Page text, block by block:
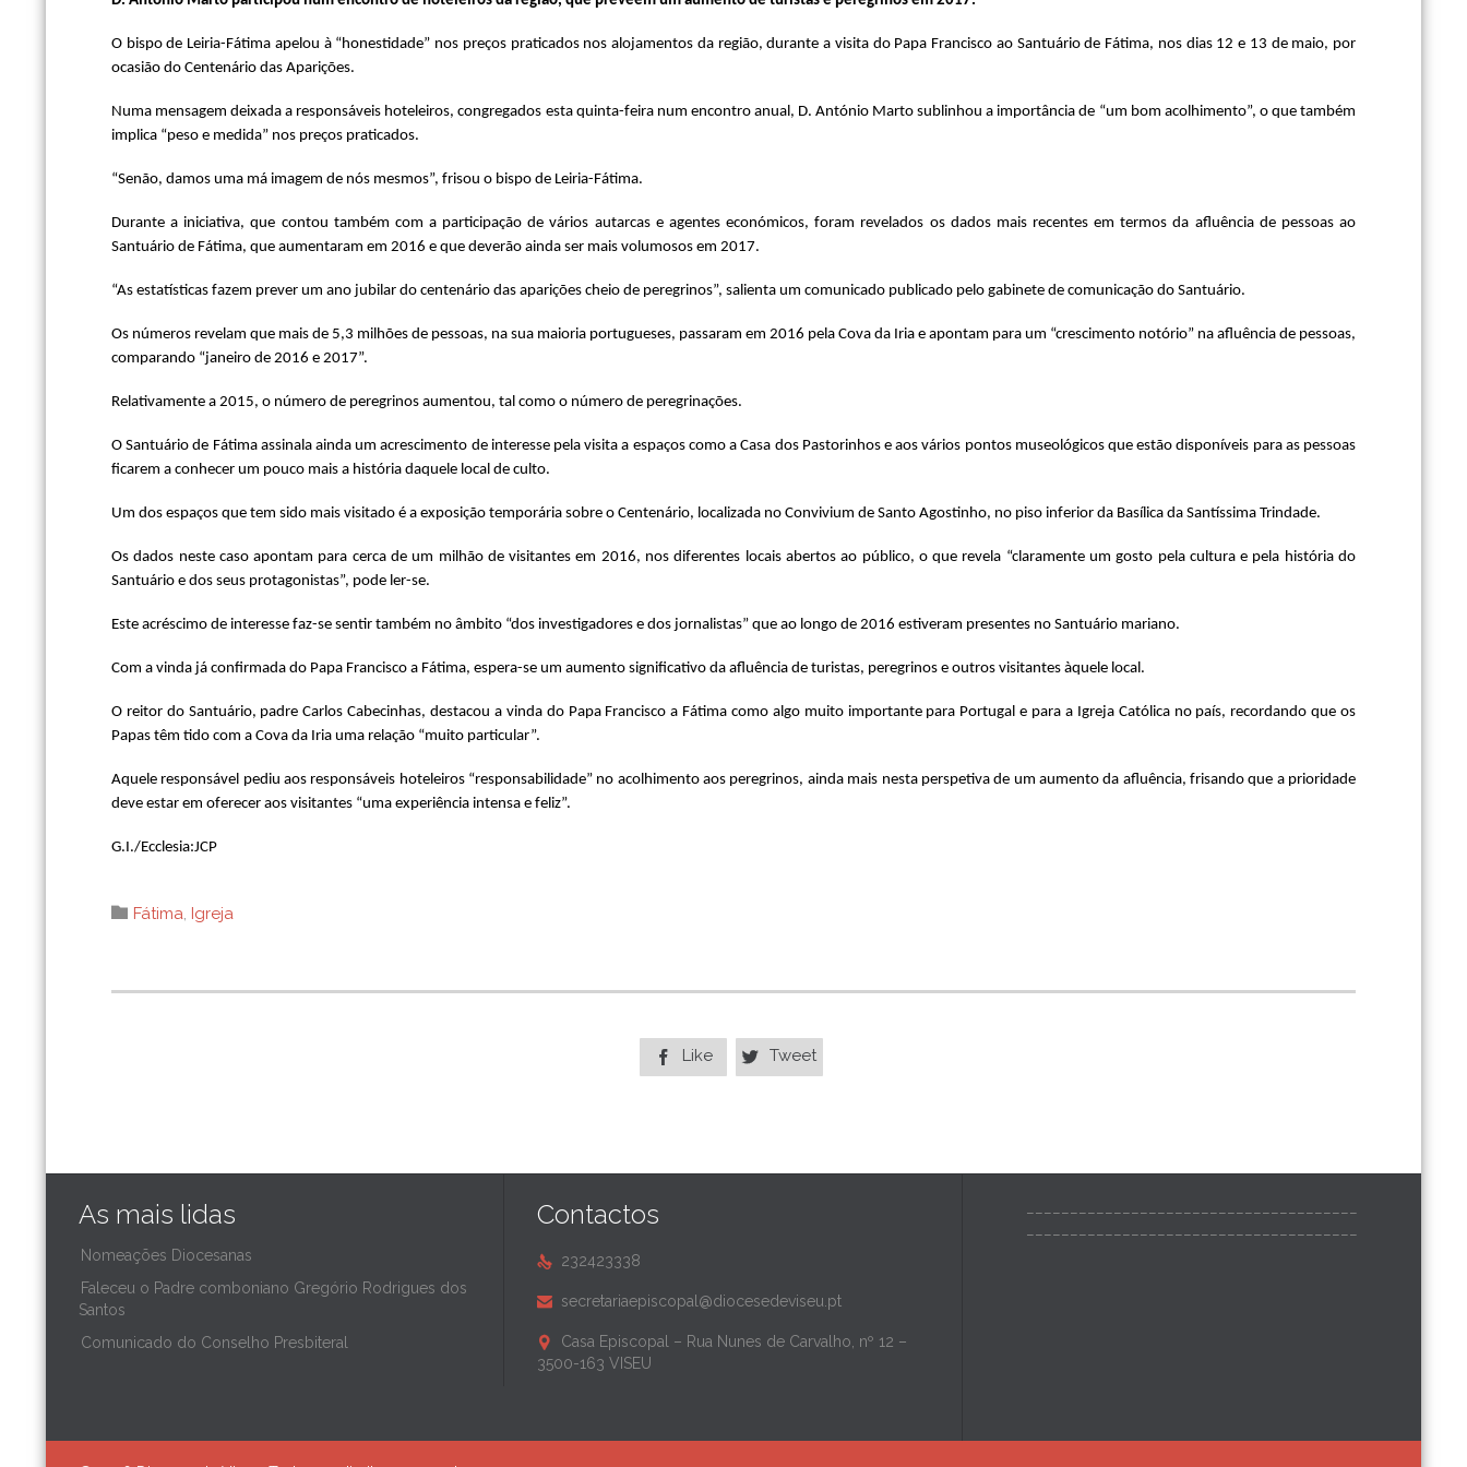
O bispo de Leiria-Fátima apelou à “honestidade” nos preços praticados nos alojamentos da região, durante a visita do Papa Francisco ao Santuário de Fátima, nos dias 12 e 13 de maio, por
ocasião do Centenário das Aparições.
Numa mensagem deixada a responsáveis hoteleiros, congregados esta quinta-feira num encontro anual, D. António Marto sublinhou a importância de “um bom acolhimento”, o que também
implica “peso e medida” nos preços praticados.
“Senão, damos uma má imagem de nós mesmos”, frisou o bispo de Leiria-Fátima.
Durante a iniciativa, que contou também com a participação de vários autarcas e agentes económicos, foram revelados os dados mais recentes em termos da afluência de pessoas ao
Santuário de Fátima, que aumentaram em 2016 e que deverão ainda ser mais volumosos em 2017.
“As estatísticas fazem prever um ano jubilar do centenário das aparições cheio de peregrinos”, salienta um comunicado publicado pelo gabinete de comunicação do Santuário.
Os números revelam que mais de 5,3 milhões de pessoas, na sua maioria portugueses, passaram em 2016 pela Cova da Iria e apontam para um “crescimento notório” na afluência de pessoas,
comparando “janeiro de 2016 e 2017”.
Relativamente a 2015, o número de peregrinos aumentou, tal como o número de peregrinações.
O Santuário de Fátima assinala ainda um acrescimento de interesse pela visita a espaços como a Casa dos Pastorinhos e aos vários pontos museológicos que estão disponíveis para as pessoas
ficarem a conhecer um pouco mais a história daquele local de culto.
Um dos espaços que tem sido mais visitado é a exposição temporária sobre o Centenário, localizada no Convivium de Santo Agostinho, no piso inferior da Basílica da Santíssima Trindade.
Os dados neste caso apontam para cerca de um milhão de visitantes em 2016, nos diferentes locais abertos ao público, o que revela “claramente um gosto pela cultura e pela história do
Santuário e dos seus protagonistas”, pode ler-se.
Este acréscimo de interesse faz-se sentir também no âmbito “dos investigadores e dos jornalistas” que ao longo de 2016 estiveram presentes no Santuário mariano.
Com a vinda já confirmada do Papa Francisco a Fátima, espera-se um aumento significativo da afluência de turistas, peregrinos e outros visitantes àquele local.
O reitor do Santuário, padre Carlos Cabecinhas, destacou a vinda do Papa Francisco a Fátima como algo muito importante para Portugal e para a Igreja Católica no país, recordando que os
Papas têm tido com a Cova da Iria uma relação “muito particular”.
Aquele responsável pediu aos responsáveis hoteleiros “responsabilidade” no acolhimento aos peregrinos, ainda mais nesta perspetiva de um aumento da afluência, frisando que a prioridade
deve estar em oferecer aos visitantes “uma experiência intensa e feliz”.
G.I./Ecclesia:JCP
 Category
Fátima, Igreja
 Like  Tweet
As mais lidas
Nomeações Diocesanas
Faleceu o Padre comboniano Gregório Rodrigues dos
Santos
Comunicado do Conselho Presbiteral
Contactos
 232423338
 secretariaepiscopal@diocesedeviseu.pt

Casa Episcopal – Rua Nunes de Carvalho, nº 12 –
3500-163 VISEU